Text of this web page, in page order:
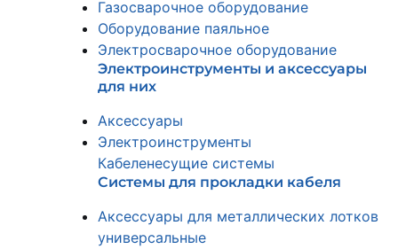
Газосварочное оборудование
Оборудование паяльное
Электросварочное оборудование
Электроинструменты и аксессуары
для них
Аксессуары
Электроинструменты
Кабеленесущие системы
Системы для прокладки кабеля
Аксессуары для металлических лотков
универсальные